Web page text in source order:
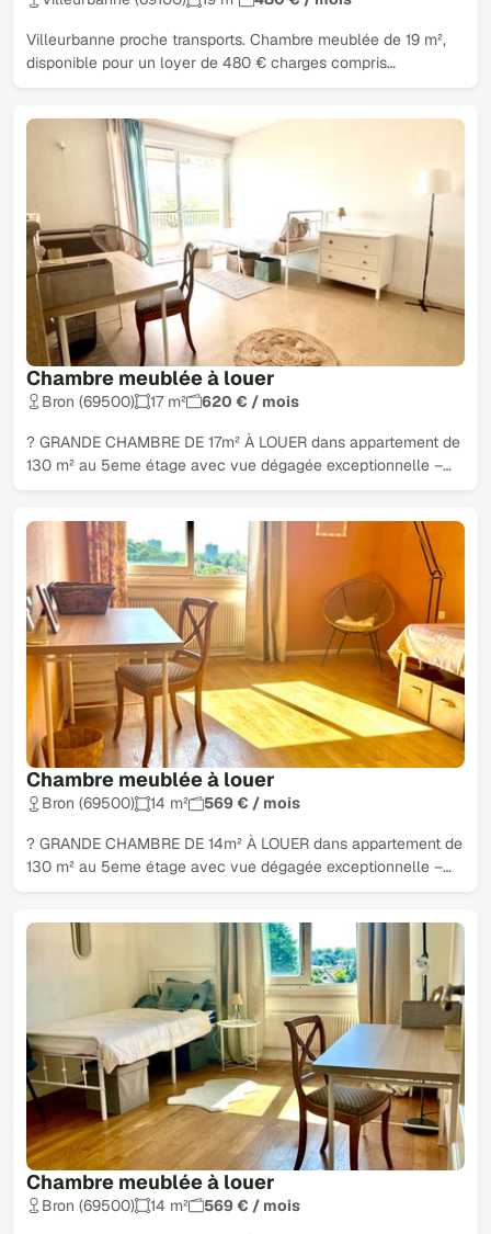
Villeurbanne proche transports. Chambre meublée de 19 m²,
disponible pour un loyer de 480 € charges compris…
Chambre meublée à louer
Bron (69500) 17 m² 620 € / mois
? GRANDE CHAMBRE DE 17m² À LOUER dans appartement de
130 m² au 5eme étage avec vue dégagée exceptionnelle –…
Chambre meublée à louer
Bron (69500) 14 m² 569 € / mois
? GRANDE CHAMBRE DE 14m² À LOUER dans appartement de
130 m² au 5eme étage avec vue dégagée exceptionnelle –…
Chambre meublée à louer
Bron (69500) 14 m² 569 € / mois